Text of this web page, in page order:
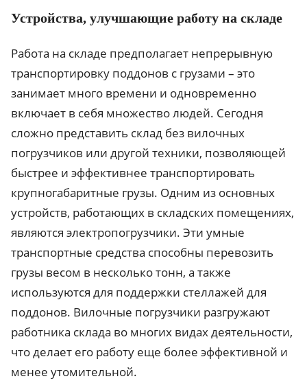
Устройства, улучшающие работу на складе
Работа на складе предполагает непрерывную
транспортировку поддонов с грузами – это
занимает много времени и одновременно
включает в себя множество людей. Сегодня
сложно представить склад без вилочных
погрузчиков или другой техники, позволяющей
быстрее и эффективнее транспортировать
крупногабаритные грузы. Одним из основных
устройств, работающих в складских помещениях,
являются электропогрузчики. Эти умные
транспортные средства способны перевозить
грузы весом в несколько тонн, а также
используются для поддержки стеллажей для
поддонов. Вилочные погрузчики разгружают
работника склада во многих видах деятельности,
что делает его работу еще более эффективной и
менее утомительной.